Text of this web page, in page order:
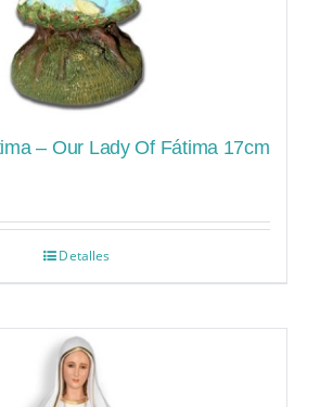
– Our Lady Of Fátima 17cm
Detalles